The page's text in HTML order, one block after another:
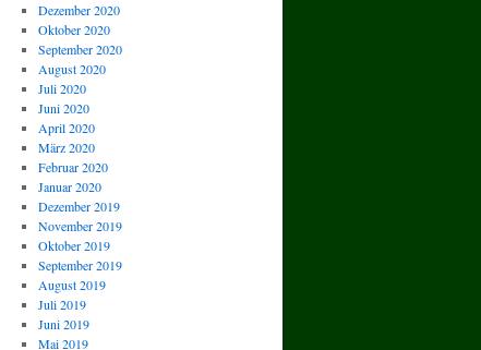
Dezember 2020
Oktober 2020
September 2020
August 2020
Juli 2020
Juni 2020
April 2020
März 2020
Februar 2020
Januar 2020
Dezember 2019
November 2019
Oktober 2019
September 2019
August 2019
Juli 2019
Juni 2019
Mai 2019